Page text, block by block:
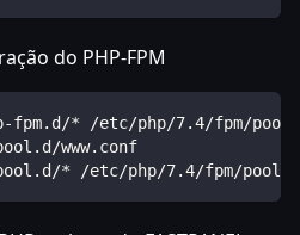
do PHP-FPM
fpm.d/* /etc/php/7.4/fpm/
www.conf
* /etc/php/7.4/fpm/